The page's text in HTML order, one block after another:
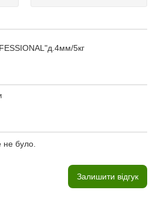
5кг
не було.
Залишити відгук